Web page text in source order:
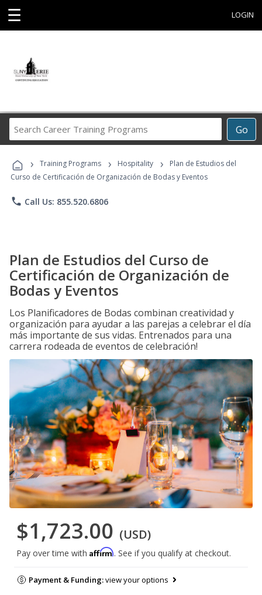
☰ LOGIN
Go
Career
Programs
› Training Programs › Hospitality ›
Plan de Estudios del
Curso de Certificación de Organización de Bodas y Eventos
phone Call Us: 855.520.6806
Plan de Estudios del Curso de
Certificación de Organización de
Bodas y Eventos
Los Planificadores de Bodas combinan creatividad y
organización para ayudar a las parejas a celebrar el día
más importante de sus vidas. Entrenados para una
carrera rodeada de eventos de celebración!
$1,723.00 (USD)
Pay over time with Affirm. See if you qualify at checkout.
Payment & Funding:view your options